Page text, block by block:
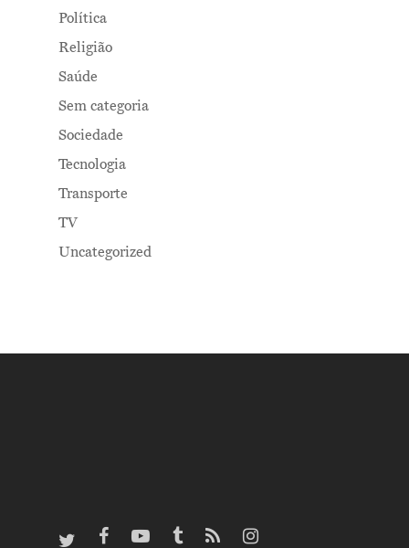
Política
Religião
Saúde
Sem categoria
Sociedade
Tecnologia
Transporte
TV
Uncategorized